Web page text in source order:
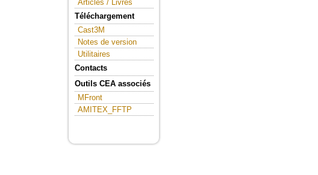
Articles / Livres
Téléchargement
Cast3M
Notes de version
Utilitaires
Contacts
Outils CEA associés
MFront
AMITEX_FFTP